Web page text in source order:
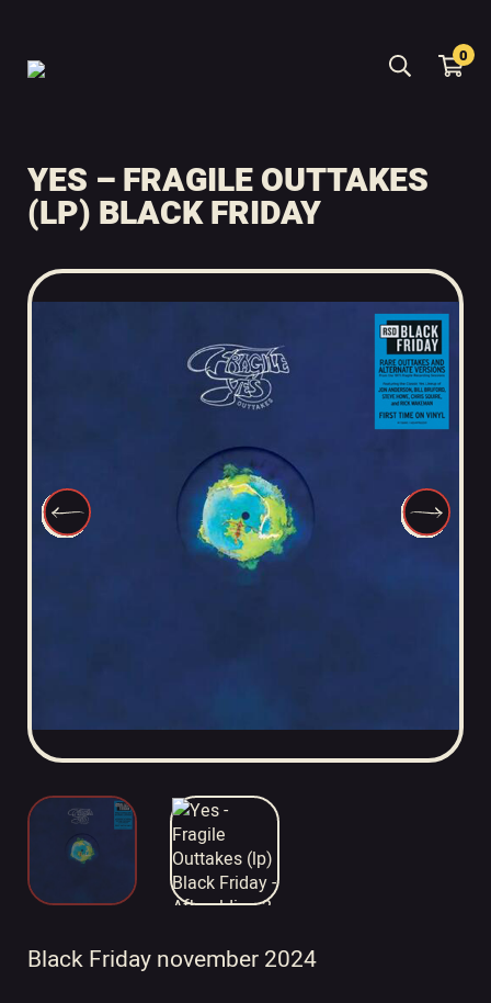
0
YES – FRAGILE OUTTAKES
(LP) BLACK FRIDAY
Black Friday november 2024